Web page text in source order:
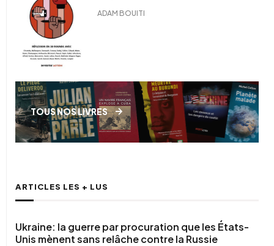
ADAM BOUITI
TOUS NOS LIVRES
ARTICLES LES + LUS
Ukraine: la guerre par procuration que les États-
Unis mènent sans relâche contre la Russie